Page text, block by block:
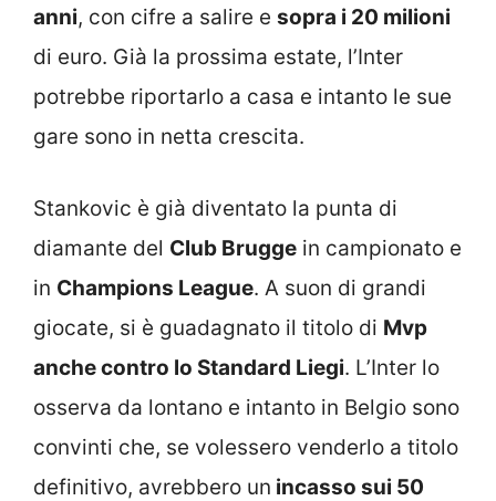
anni, con cifre a salire e sopra i 20 milioni
di euro. Già la prossima estate, l’Inter
potrebbe riportarlo a casa e intanto le sue
gare sono in netta crescita.
Stankovic è già diventato la punta di
diamante del Club Brugge in campionato e
in Champions League. A suon di grandi
giocate, si è guadagnato il titolo di Mvp
anche contro lo Standard Liegi. L’Inter lo
osserva da lontano e intanto in Belgio sono
convinti che, se volessero venderlo a titolo
definitivo, avrebbero un incasso sui 50